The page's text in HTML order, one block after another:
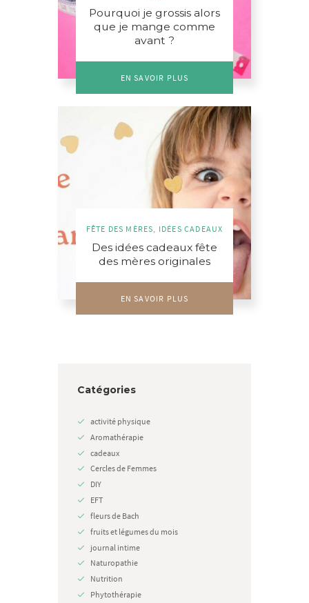
Pourquoi je grossis alors
que je mange comme
avant ?
EN SAVOIR PLUS
FÊTE DES MÈRES IDÉES CADEAUX
Des idées cadeaux fête
des mères originales
EN SAVOIR PLUS
Catégories
activité physique
Aromathérapie
cadeaux
Cercles de Femmes
DIY
EFT
fleurs de Bach
fruits et légumes du mois
journal intime
Naturopathie
Nutrition
Phytothérapie